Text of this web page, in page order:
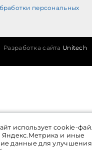
персональных
Разработка сайта Unitech
использует cookie-
Яндекс.Метрика и иные
данные для улучшения